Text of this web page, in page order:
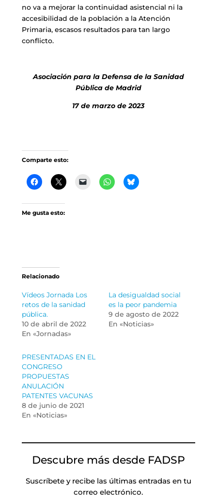
no va a mejorar la continuidad asistencial ni la
accesibilidad de la población a la Atención
Primaria, escasos resultados para tan largo
conflicto.
Asociación para la Defensa de la Sanidad
Pública de Madrid
17 de marzo de 2023
Comparte esto:
Me gusta esto:
Relacionado
Vídeos Jornada Los
retos de la sanidad
pública.
10 de abril de 2022
En «Jornadas»
La desigualdad social
es la peor pandemia
9 de agosto de 2022
En «Noticias»
PRESENTADAS EN EL
CONGRESO
PROPUESTAS
ANULACIÓN
PATENTES VACUNAS
8 de junio de 2021
En «Noticias»
Descubre más desde FADSP
Suscríbete y recibe las últimas entradas en tu
correo electrónico.